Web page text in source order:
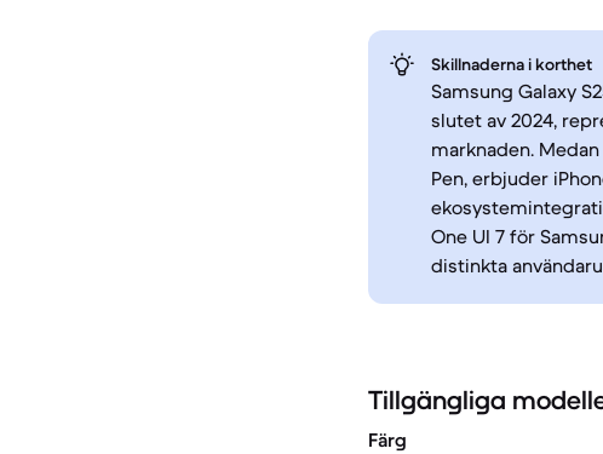
Skillnaderna i korthet
Samsung Galaxy
slutet av 2024,
marknaden.
Pen, erbjuder
One UI 7 för
distinkta
Tillgängliga
Färg